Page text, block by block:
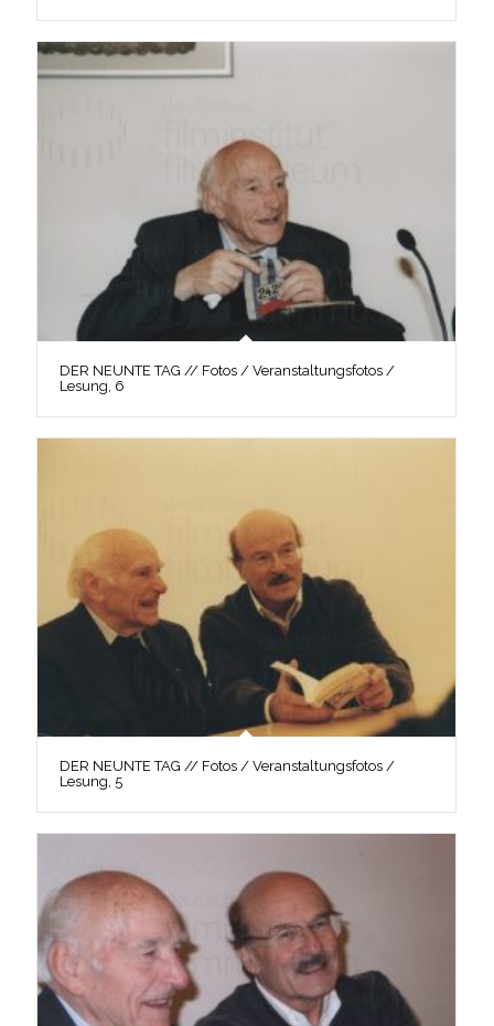
DER NEUNTE TAG // Fotos / Veranstaltungsfotos /
Lesung, 6
DER NEUNTE TAG // Fotos / Veranstaltungsfotos /
Lesung, 5